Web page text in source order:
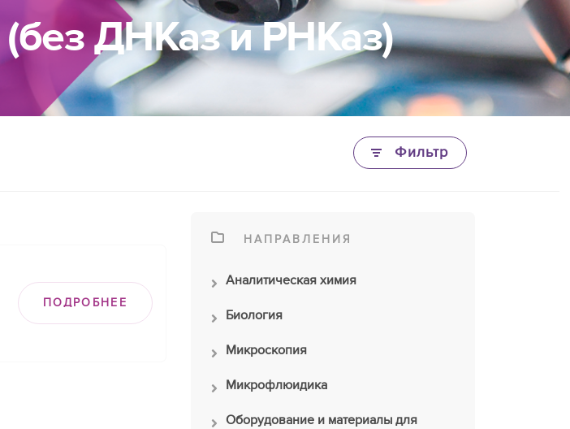
ДНКаз и РНКаз)
Фильтр
ПОДРОБНЕЕ
НАПРАВЛЕНИЯ
Аналитическая химия
Биология
Микроскопия
Микрофлюидика
Оборудование и материалы для